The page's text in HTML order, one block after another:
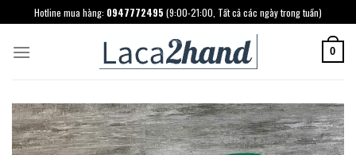
to
content
Hotline mua hàng: 0947772495 (9:00-21:00, Tất cả các ngày trong tuần)
0